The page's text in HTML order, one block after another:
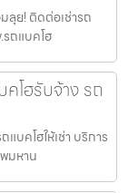
ลุย! ติดต่อเช่ารถ
ถแบคโฮ
โฮรับจ้าง รถ
บคโฮให้เช่า บริการ
มหาน